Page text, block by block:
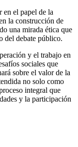
en el papel de la
la construcción de
una mirada ética que
del debate público.
y el trabajo en
sociales que
sobre el valor de la
no solo como
integral que
y la participación